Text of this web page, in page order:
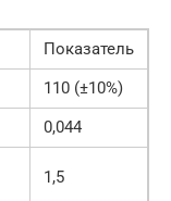
Показатель
110 (±10%)
0,044
1,5